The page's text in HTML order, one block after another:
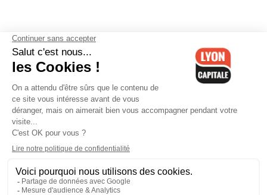
Contactez-nous-Mentions légales-CGV-Politique de
confidentialité-Gestion des cookies